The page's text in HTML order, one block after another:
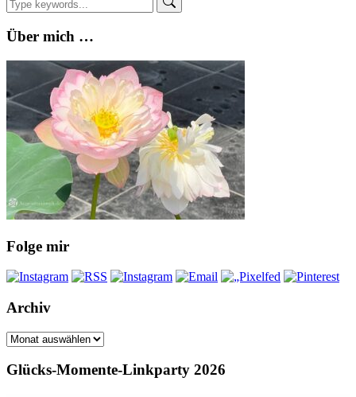
Über mich …
Folge mir
Archiv
Archiv
Glücks-Momente-Linkparty 2026